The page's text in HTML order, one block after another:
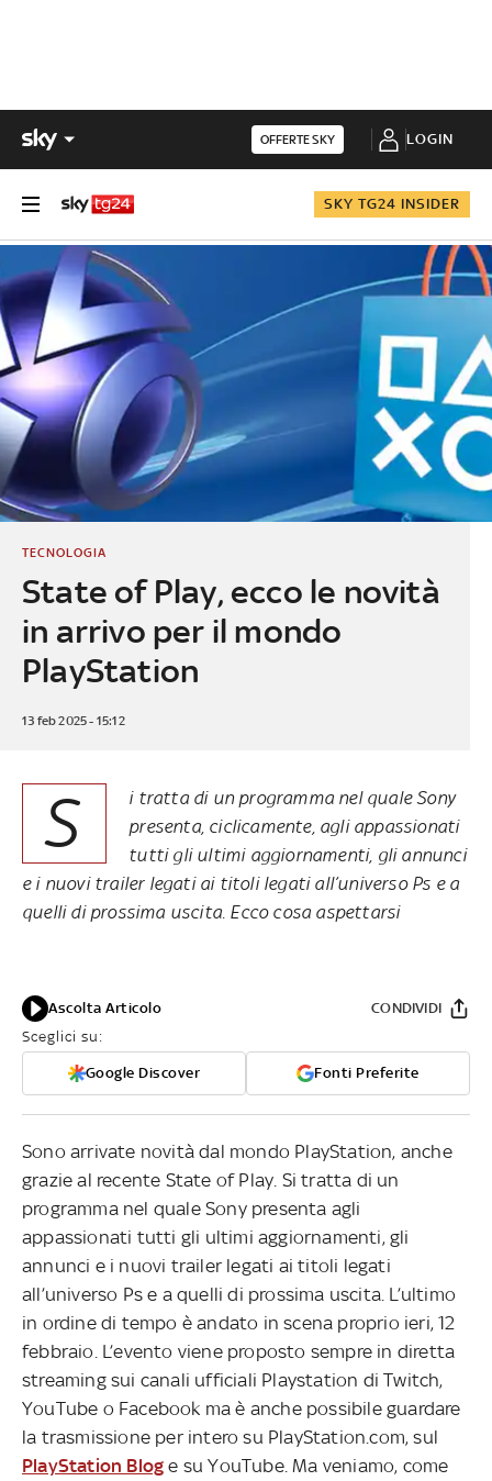
OFFERTE SKY LOGIN
SKY TG24 INSIDER
State of Play, ecco le novità
in arrivo per il mondo
PlayStation
TECNOLOGIA
13 feb 2025 - 15:12
S
i tratta di un programma nel quale Sony
presenta, ciclicamente, agli appassionati
tutti gli ultimi aggiornamenti, gli annunci
e i nuovi trailer legati ai titoli legati all’universo Ps e a
quelli di prossima uscita. Ecco cosa aspettarsi
Ascolta Articolo
Sceglici su:
Google Discover Fonti Preferite
CONDIVIDI
Sono arrivate novità dal mondo PlayStation, anche
grazie al recente State of Play. Si tratta di un
programma nel quale Sony presenta agli
appassionati tutti gli ultimi aggiornamenti, gli
annunci e i nuovi trailer legati ai titoli legati
all’universo Ps e a quelli di prossima uscita. L’ultimo
in ordine di tempo è andato in scena proprio ieri, 12
febbraio. L’evento viene proposto sempre in diretta
streaming sui canali ufficiali Playstation di Twitch,
YouTube o Facebook ma è anche possibile guardare
la trasmissione per intero su PlayStation.com, sul
PlayStation Blog e su YouTube. Ma veniamo, come